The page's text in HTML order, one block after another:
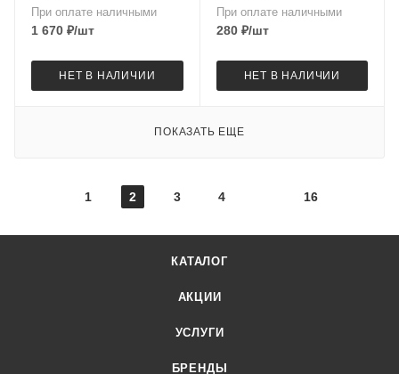
При оплате наличными
1 670 ₽/шт
НЕТ В НАЛИЧИИ
При оплате наличными
280₽/шт
НЕТ В НАЛИЧИИ
ПОКАЗАТЬ ЕЩЕ
1 2 3 4 16
КАТАЛОГ
АКЦИИ
УСЛУГИ
БРЕНДЫ